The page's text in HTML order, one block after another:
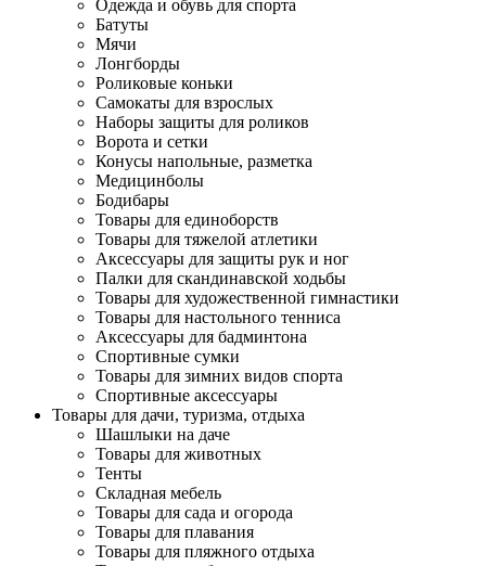
Одежда и обувь для спорта
Батуты
Мячи
Лонгборды
Роликовые коньки
Самокаты для взрослых
Наборы защиты для роликов
Ворота и сетки
Конусы напольные, разметка
Медицинболы
Бодибары
Товары для единоборств
Товары для тяжелой атлетики
Аксессуары для защиты рук и ног
Палки для скандинавской ходьбы
Товары для художественной гимнастики
Товары для настольного тенниса
Аксессуары для бадминтона
Спортивные сумки
Товары для зимних видов спорта
Спортивные аксессуары
Товары для дачи, туризма, отдыха
Шашлыки на даче
Товары для животных
Тенты
Складная мебель
Товары для сада и огорода
Товары для плавания
Товары для пляжного отдыха